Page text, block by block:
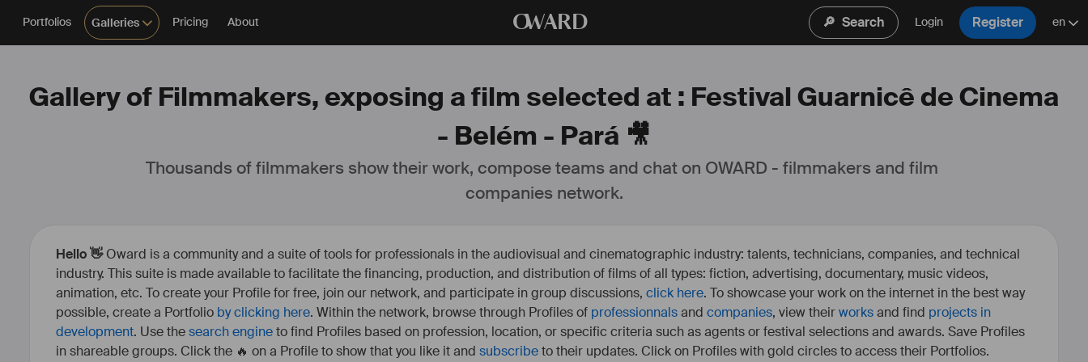
Portfolios Galleries Pricing About OWARD 🔎 Search Login Register en
Gallery of Filmmakers, exposing a film selected at : Festival Guarnicê de Cinema
- Belém - Pará 🎥
Thousands of filmmakers show their work, compose teams and chat on OWARD - filmmakers and film
companies network.
Hello 👋Oward is a community and a suite of tools for professionals in the audiovisual and cinematographic industry: talents, technicians, companies, and technical
industry. This suite is made available to facilitate the financing, production, and distribution of films of all types: fiction, advertising, documentary, music videos,
animation, etc. To create your Profile for free, join our network, and participate in group discussions, click here. To showcase your work on the internet in the best way
possible, create a Portfolio by clicking here. Within the network, browse through Profiles of professionnalsand companies, view theirworksand find projects in
development. Use thesearch engineto find Profiles based on profession, location, or specific criteria such as agents or festival selections and awards. Save Profiles
in shareable groups. Click the 🔥 on a Profile to show that you like it and subscribeto their updates. Click on Profiles with gold circles to access their Portfolios.